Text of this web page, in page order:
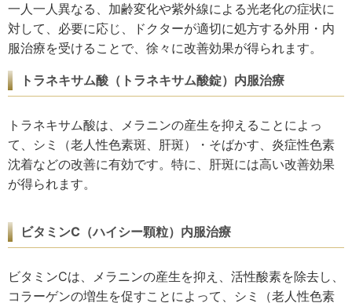
一人一人異なる、加齢変化や紫外線による光老化の症状に
対して、必要に応じ、ドクターが適切に処方する外用・内
服治療を受けることで、徐々に改善効果が得られます。
トラネキサム酸（トラネキサム酸錠）内服治療
トラネキサム酸は、メラニンの産生を抑えることによっ
て、シミ（老人性色素斑、肝斑）・そばかす、炎症性色素
沈着などの改善に有効です。特に、肝斑には高い改善効果
が得られます。
ビタミンC（ハイシー顆粒）内服治療
ビタミンCは、メラニンの産生を抑え、活性酸素を除去し、
コラーゲンの増生を促すことによって、シミ（老人性色素